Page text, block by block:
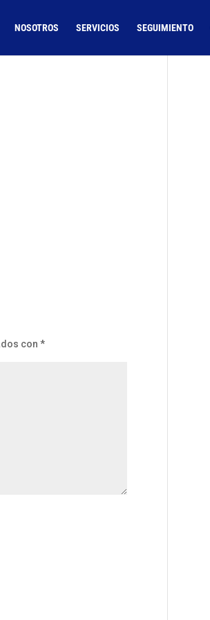
NOSOTROS SERVICIOS SEGUIMIENTO
con*